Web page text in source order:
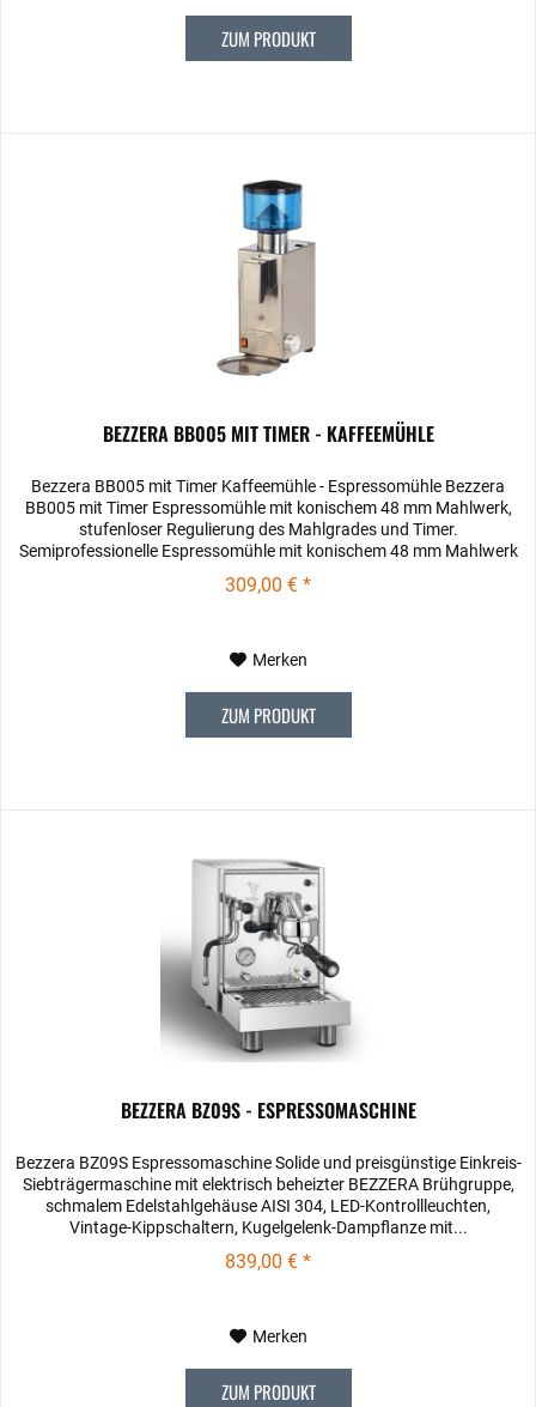
ZUM PRODUKT
BEZZERA BB005 MIT TIMER - KAFFEEMÜHLE
Bezzera BB005 mit Timer Kaffeemühle - Espressomühle Bezzera
BB005 mit Timer Espressomühle mit konischem 48 mm Mahlwerk,
stufenloser Regulierung des Mahlgrades und Timer.
Semiprofessionelle Espressomühle mit konischem 48 mm Mahlwerk
und...
309,00 € *
Merken
ZUM PRODUKT
BEZZERA BZ09S - ESPRESSOMASCHINE
Bezzera BZ09S Espressomaschine Solide und preisgünstige Einkreis-
Siebträgermaschine mit elektrisch beheizter BEZZERA Brühgruppe,
schmalem Edelstahlgehäuse AISI 304, LED-Kontrollleuchten,
Vintage-Kippschaltern, Kugelgelenk-Dampflanze mit...
839,00 € *
Merken
ZUM PRODUKT